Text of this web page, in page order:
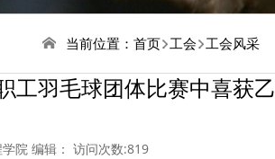
当前位置： 首页 工会 工会风采
工羽毛球团体比赛中喜获乙
院 编辑： 访问次数:819